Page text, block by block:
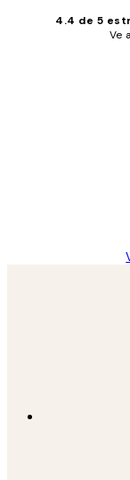
4.4 de 5
Ve